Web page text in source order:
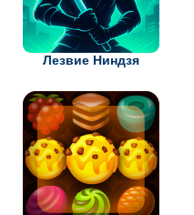
Лезвие Ниндзя